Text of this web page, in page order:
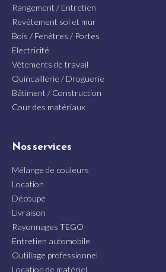
Rangement / Entretien
Revêtement sol et mur
Bois / Fenêtres / Portes
Electricité
Vêtements de travail
Quincaillerie / Droguerie
Bâtiment / Construction
Cour des matériaux
Nos services
Mélange de couleurs
Location
Découpe
Livraison
Rayonnages TEGO
Entretien automobile
Outillage professionnel
Location de matériel